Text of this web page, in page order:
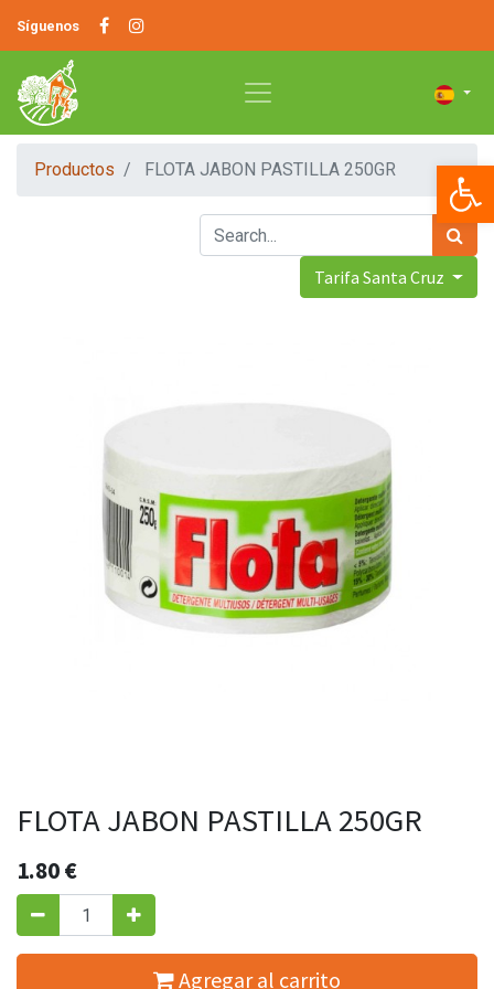
Síguenos
Productos FLOTA JABON PASTILLA 250GR
Tarifa Santa Cruz
FLOTA JABON PASTILLA 250GR
1.80€
Agregar al carrito